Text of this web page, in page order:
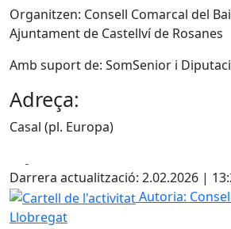
Organitzen: Consell Comarcal del
Ajuntament de Castellví de Rosanes
Amb suport de: SomSenior i
Adreça:
Casal (pl. Europa)
Darrera actualització: 2.02.2026 |
Cartell de l'activitat
Autoria:
Llobregat